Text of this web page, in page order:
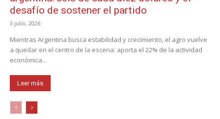
desafío de sostener el partido
3 julio, 2026
Mientras Argentina busca estabilidad y crecimiento, el agro vuelve
a quedar en el centro de la escena: aporta el 22% de la actividad
económica...
Leer más